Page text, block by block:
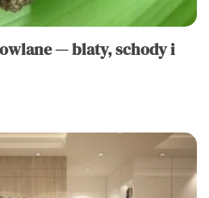
— blaty, schody i